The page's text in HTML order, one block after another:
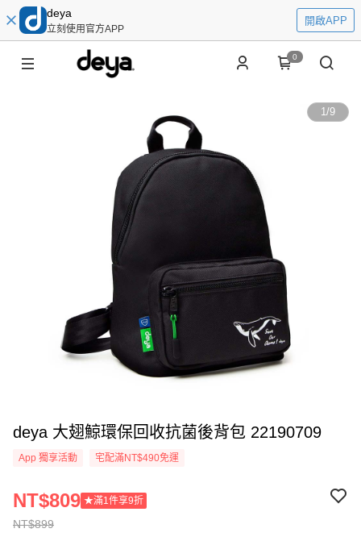
deya
立刻使用官方APP
開啟APP
0
1/9
deya 大翅鯨環保回收抗菌後背包 22190709
App 獨享活動 宅配滿NT$490免運
NT$899
NT$809 ★滿1件享9折